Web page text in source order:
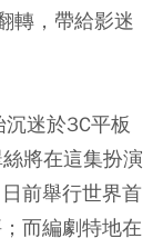
轉，帶給影迷
迷於3C平板
將在這集扮演
前舉行世界首
；而編劇特地在